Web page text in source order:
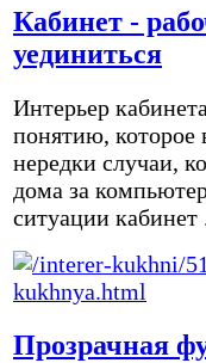
Кабинет -
уединиться
Интерьер
понятию, которое
нередки случаи,
дома за
ситуации кабинет
Прозрачная